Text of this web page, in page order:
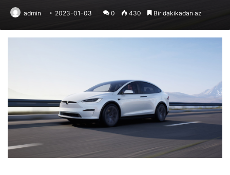
admin 2023-01-03 0 430 Bir dakikadan az